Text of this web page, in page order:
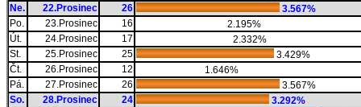
Ne.
22.Prosinec 26
3.567%
Po.
23.Prosinec 16
2.195%
Út.
24.Prosinec 17
2.332%
St.
25.Prosinec 25
3.429%
Čt.
26.Prosinec 12
1.646%
Pá.
27.Prosinec 26
3.567%
So.
28.Prosinec 24
3.292%